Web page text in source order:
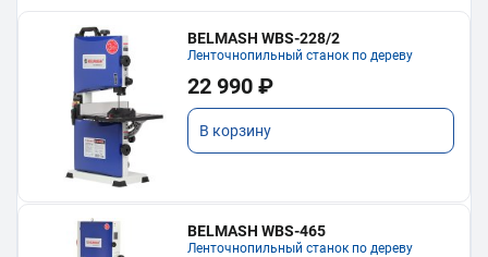
BELMASH WBS-228/2
Ленточнопильный станок по дереву
22 990 ₽
В корзину
BELMASH WBS-465
Ленточнопильный станок по дереву